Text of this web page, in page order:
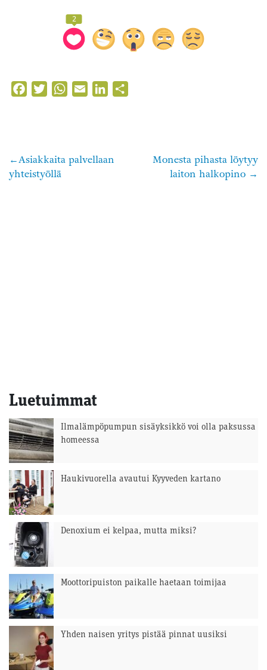
2
FacebookTwitterWhatsApp
Email LinkedIn
Artikkelien
Asiakkaita palvellaan
yhteistyöllä
Monesta pihasta löytyy
laiton halkopino
Luetuimmat
Ilmalämpöpumpun sisäyksikkö voi olla paksussa
homeessa
Haukivuorella avautui Kyyveden kartano
Denoxium ei kelpaa, mutta miksi?
Moottoripuiston paikalle haetaan toimijaa
Yhden naisen yritys pistää pinnat uusiksi